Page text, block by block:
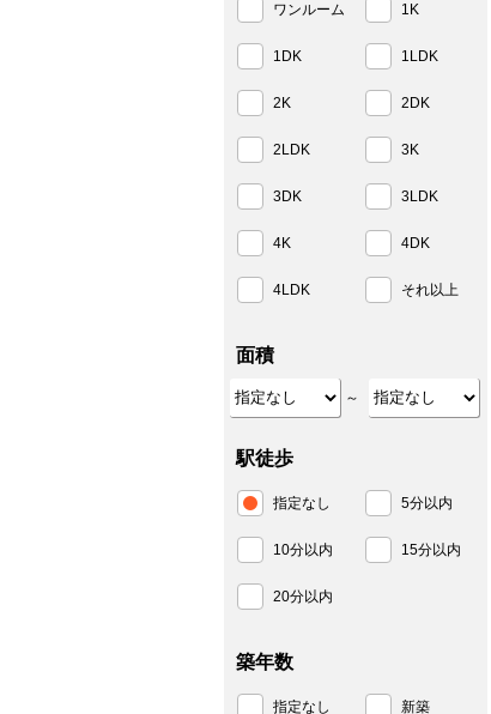
ワンルーム 1K
1DK 1LDK
2K 2DK
2LDK 3K
3DK 3LDK
4K 4DK
4LDK それ以上
面積
～
駅徒歩
指定なし 5分以内
10分以内 15分以内
20分以内
築年数
指定なし 新築